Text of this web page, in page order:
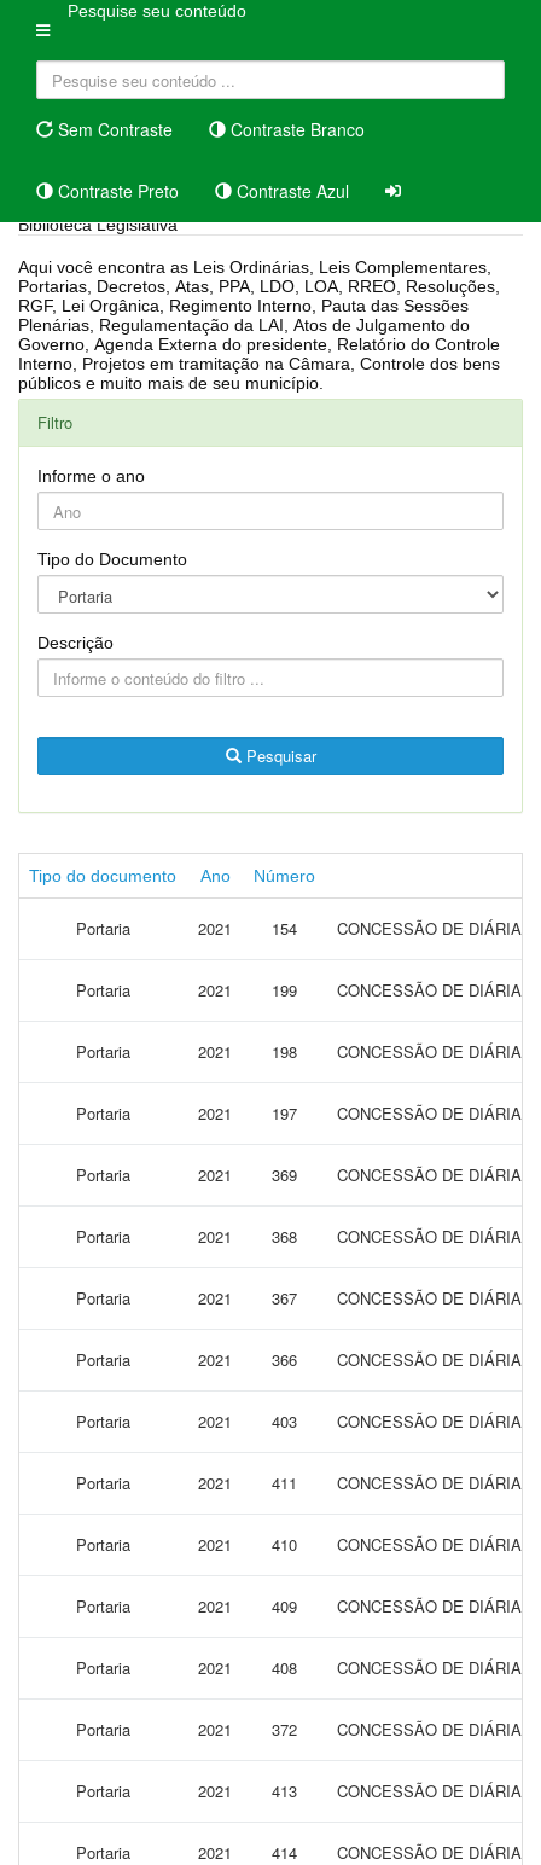
Pesquise seu conteúdo
Sem Contraste Contraste Branco
Contraste Preto Contraste Azul
Biblioteca Legislativa
Aqui você encontra as Leis Ordinárias, Leis Complementares,
Portarias, Decretos, Atas, PPA, LDO, LOA, RREO, Resoluções,
RGF, Lei Orgânica, Regimento Interno, Pauta das Sessões
Plenárias, Regulamentação da LAI, Atos de Julgamento do
Governo, Agenda Externa do presidente, Relatório do Controle
Interno, Projetos em tramitação na Câmara, Controle dos bens
públicos e muito mais de seu município.
Filtro
Informe o ano
Tipo do Documento
Descrição
Pesquisar
Tipo do documento Ano Número
Portaria 2021 154 CONCESSÃO DE DIÁRIAS
Portaria 2021 199 CONCESSÃO DE DIÁRIAS
Portaria 2021 198 CONCESSÃO DE DIÁRIAS
Portaria 2021 197 CONCESSÃO DE DIÁRIAS
Portaria 2021 369 CONCESSÃO DE DIÁRIAS
Portaria 2021 368 CONCESSÃO DE DIÁRIAS
Portaria 2021 367 CONCESSÃO DE DIÁRIAS
Portaria 2021 366 CONCESSÃO DE DIÁRIAS
Portaria 2021 403 CONCESSÃO DE DIÁRIAS
Portaria 2021 411 CONCESSÃO DE DIÁRIAS
Portaria 2021 410 CONCESSÃO DE DIÁRIAS
Portaria 2021 409 CONCESSÃO DE DIÁRIAS
Portaria 2021 408 CONCESSÃO DE DIÁRIAS
Portaria 2021 372 CONCESSÃO DE DIÁRIAS
Portaria 2021 413 CONCESSÃO DE DIÁRIAS
Portaria 2021 414 CONCESSÃO DE DIÁRIAS